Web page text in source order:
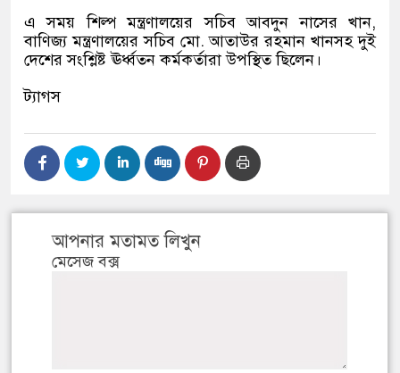
এ সময় শিল্প মন্ত্রণালয়ের সচিব আবদুন নাসের খান,
বাণিজ্য মন্ত্রণালয়ের সচিব মো. আতাউর রহমান খানসহ দুই
দেশের সংশ্লিষ্ট ঊর্ধ্বতন কর্মকর্তারা উপস্থিত ছিলেন।
ট্যাগস
আপনার মতামত লিখুন
মেসেজ বক্স